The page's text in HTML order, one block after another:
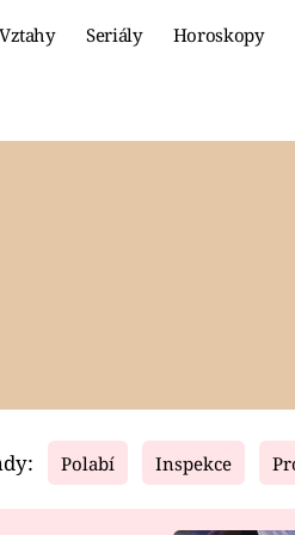
Vztahy Seriály Horoskopy
Polabí Inspekce